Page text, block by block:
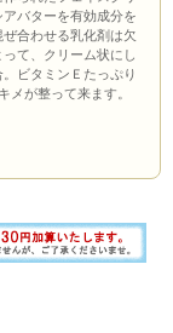
バターを有効成分を
合わせる乳化剤は欠
て、クリーム状にし
ビタミンＥたっぷり
メが整って来ます。